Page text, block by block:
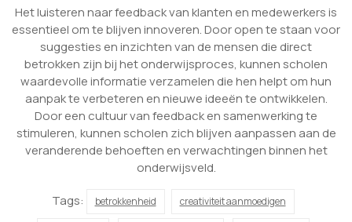
Het luisteren naar feedback van klanten en medewerkers is
essentieel om te blijven innoveren. Door open te staan voor
suggesties en inzichten van de mensen die direct
betrokken zijn bij het onderwijsproces, kunnen scholen
waardevolle informatie verzamelen die hen helpt om hun
aanpak te verbeteren en nieuwe ideeën te ontwikkelen.
Door een cultuur van feedback en samenwerking te
stimuleren, kunnen scholen zich blijven aanpassen aan de
veranderende behoeften en verwachtingen binnen het
onderwijsveld.
Tags:
betrokkenheid creativiteit aanmoedigen